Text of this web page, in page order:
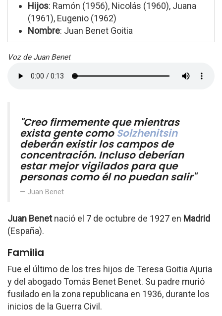
Hijos: Ramón (1956), Nicolás (1960), Juana
(1961), Eugenio (1962)
Nombre: Juan Benet Goitia
Voz de Juan Benet
"Creo firmemente que mientras
exista gente comoSolzhenitsin
deberán existir los campos de
concentración. Incluso deberían
estar mejor vigilados para que
personas como él no puedan salir"
Juan Benet
Juan Benetnació el 7 de octubre de 1927 en Madrid
(España).
Familia
Fue el último de los tres hijos de Teresa Goitia Ajuria
y del abogado Tomás Benet Benet. Su padre murió
fusilado en la zona republicana en 1936, durante los
inicios de la Guerra Civil.